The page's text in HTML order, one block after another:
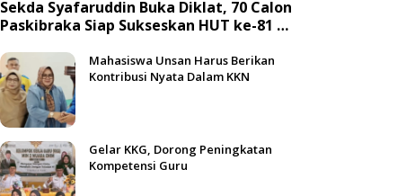
Sekda Syafaruddin Buka Diklat, 70 Calon
Paskibraka Siap Sukseskan HUT ke-81 RI
Mahasiswa Unsan Harus Berikan
Kontribusi Nyata Dalam KKN
Gelar KKG, Dorong Peningkatan
Kompetensi Guru